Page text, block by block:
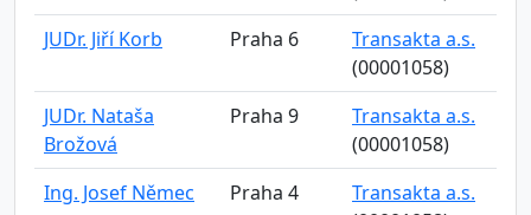
JUDr. Jiří Korb
Praha 6
Transakta a.s.
(00001058)
JUDr. Nataša
Brožová
Praha 9
Transakta a.s.
(00001058)
Ing. Josef Němec
Praha 4
Transakta a.s.